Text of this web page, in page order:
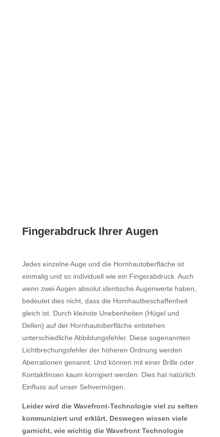
Fingerabdruck Ihrer Augen
Jedes einzelne Auge und die Hornhautoberfläche ist
einmalig und so individuell wie ein Fingerabdruck. Auch
wenn zwei Augen absolut identische Augenwerte haben,
bedeutet dies nicht, dass die Hornhautbeschaffenheit
gleich ist. Durch kleinste Unebenheiten (Hügel und
Dellen) auf der Hornhautoberfläche entstehen
unterschiedliche Abbildungsfehler. Diese sogenannten
Lichtbrechungsfehler der höheren Ordnung werden
Aberrationen genannt. Und können mit einer Brille oder
Kontaktlinsen kaum korrigiert werden. Dies hat natürlich
Einfluss auf unser Sehvermögen.
Leider wird die Wavefront-Technologie viel zu selten
kommuniziert und erklärt. Deswegen wissen viele
garnicht, wie wichtig die Wavefront Technologie